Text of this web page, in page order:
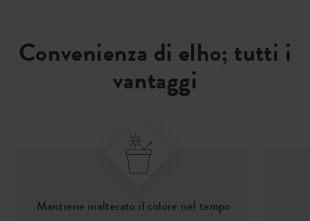
Convenienza di elho; tutti i
vantaggi
Mantiene inalterato il colore nel tempo